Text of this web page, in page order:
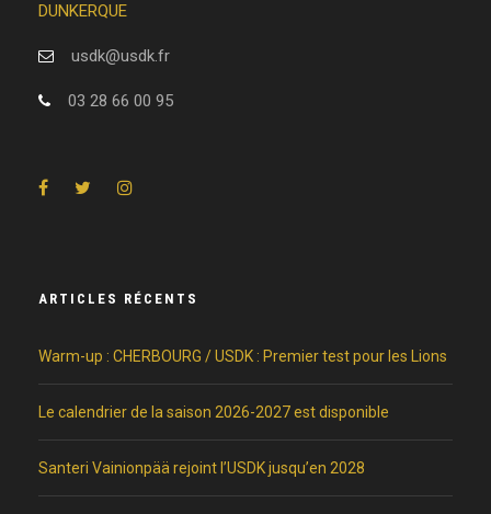
DUNKERQUE
usdk@usdk.fr
03 28 66 00 95
ARTICLES RÉCENTS
Warm-up : CHERBOURG / USDK : Premier test pour les Lions
Le calendrier de la saison 2026-2027 est disponible
Santeri Vainionpää rejoint l’USDK jusqu’en 2028